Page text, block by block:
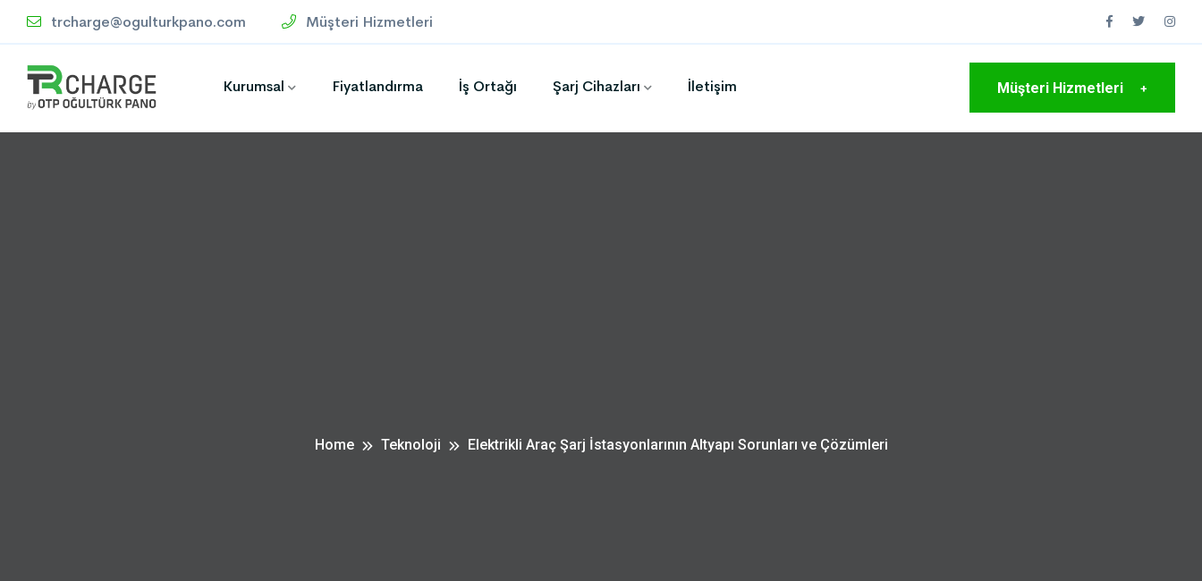
trcharge@ogulturkpano.com Müşteri Hizmetleri
Kurumsal Fiyatlandırma İş Ortağı Şarj Cihazları İletişim Müşteri Hizmetleri +
Home Teknoloji Elektrikli Araç Şarj İstasyonlarının Altyapı Sorunları ve Çözümleri